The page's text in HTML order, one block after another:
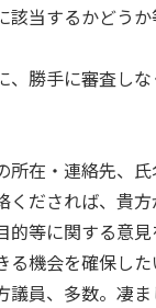
該当するかどう
、勝手に審査し
所在・連絡先、
くだされば、貴
的等に関する意
る機会を確保した
議員、多数。凄ま